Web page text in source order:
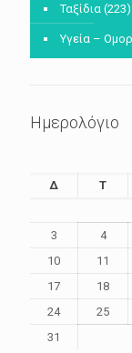
Ταξίδια (223)
Υγεία –
Ημερολόγιο
Δ Τ
3
4
10
11
17
18
24
25
31